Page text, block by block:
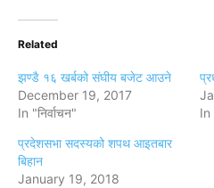
Related
झण्डै १६ खर्बको संघीय बजेट आउने
December 19, 2017
In "निर्वाचन"
In
प्रदेशसभा सदस्यको शपथ आइतबार
बिहान
January 19, 2018